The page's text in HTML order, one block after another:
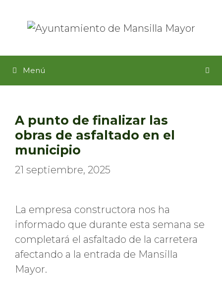
contenido
Menú
A punto de finalizar las
obras de asfaltado en el
municipio
21 septiembre, 2025
La empresa constructora nos ha
informado que durante esta semana se
completará el asfaltado de la carretera
afectando a la entrada de Mansilla
Mayor.